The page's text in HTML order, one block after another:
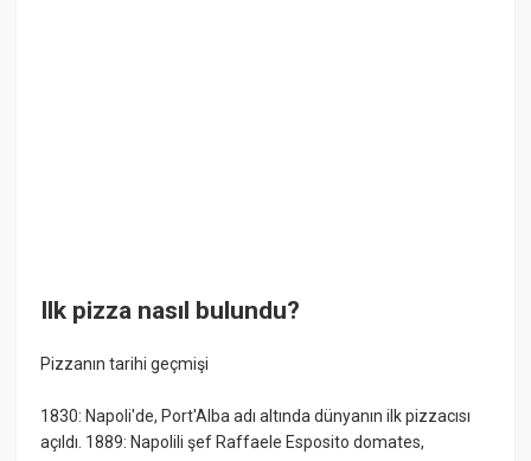
Ilk pizza nasıl bulundu?
Pizzanın tarihi geçmişi
1830: Napoli'de, Port'Alba adı altında dünyanın ilk pizzacısı
açıldı. 1889: Napolili şef Raffaele Esposito domates,